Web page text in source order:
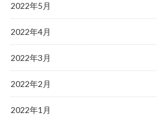
2022年5月
2022年4月
2022年3月
2022年2月
2022年1月